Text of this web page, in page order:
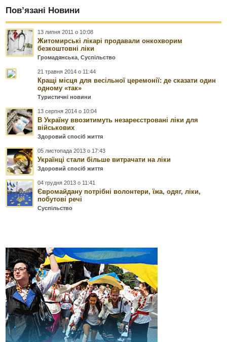
Пов’язані Новини
13 липня 2011 о 10:08
Житомирські лікарі продавали онкохворим
безкоштовні ліки
Громадянська ,Суспільство
21 травня 2014 о 11:44
Кращі місця для весільної церемонії: де сказати один
одному «так»
Туристичні новини
13 серпня 2014 о 10:04
В Україну ввозитимуть незареєстровані ліки для
військових
Здоровий спосіб життя
05 листопада 2013 о 17:43
Українці стали більше витрачати на ліки
Здоровий спосіб життя
04 грудня 2013 о 11:41
Євромайдану потрібні волонтери, їжа, одяг, ліки,
побутові речі
Суспільство